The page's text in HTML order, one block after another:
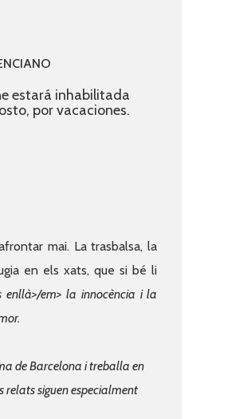
estará inhabilitada
por vacaciones.
mai. La trasbalsa, la
en els xats, que si bé li
enllà>/em> la innocència i la
de Barcelona i treballa en
relats siguen especialment